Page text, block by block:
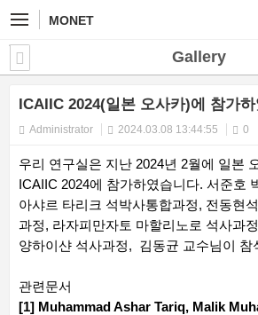
MONET
Gallery
ICAIIC 2024(일본 오사카)에 참가
Administrator 2024.03.08 13:44:55 0
우리 연구실은 지난 2024년 2월에 일본
ICAIIC 2024에 참가하였습니다. 서준호
아샤르 타리크 석박사통합과정, 전동현
과정, 라자피만자토 마할리노로 석사과
양하이샨 석사과정, 김동균 교수님이 참
관련문서
[1] Muhammad Ashar Tariq, Malik